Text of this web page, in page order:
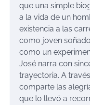
que una simple
a la vida de un
existencia a las
como joven
como un
José narra con
trayectoria. A
comparte las
que lo llevó a